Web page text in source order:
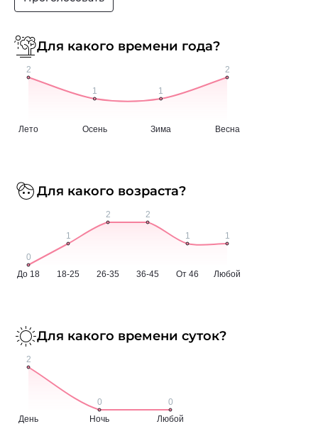
Для какого времени года?
Для какого возраста?
Для какого времени суток?